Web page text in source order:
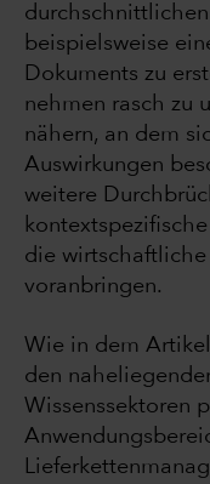
beispielsweise
Dokuments zu
nehmen rasch zu
nähern, an dem
Auswirkungen
weitere
die
voranbringen.
Wie in dem
den
Wissenssektoren